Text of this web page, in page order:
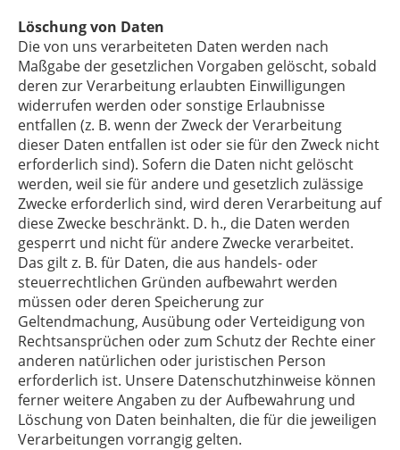
Löschung von Daten
Die von uns verarbeiteten Daten werden nach
Maßgabe der gesetzlichen Vorgaben gelöscht, sobald
deren zur Verarbeitung erlaubten Einwilligungen
widerrufen werden oder sonstige Erlaubnisse
entfallen (z. B. wenn der Zweck der Verarbeitung
dieser Daten entfallen ist oder sie für den Zweck nicht
erforderlich sind). Sofern die Daten nicht gelöscht
werden, weil sie für andere und gesetzlich zulässige
Zwecke erforderlich sind, wird deren Verarbeitung auf
diese Zwecke beschränkt. D. h., die Daten werden
gesperrt und nicht für andere Zwecke verarbeitet.
Das gilt z. B. für Daten, die aus handels- oder
steuerrechtlichen Gründen aufbewahrt werden
müssen oder deren Speicherung zur
Geltendmachung, Ausübung oder Verteidigung von
Rechtsansprüchen oder zum Schutz der Rechte einer
anderen natürlichen oder juristischen Person
erforderlich ist. Unsere Datenschutzhinweise können
ferner weitere Angaben zu der Aufbewahrung und
Löschung von Daten beinhalten, die für die jeweiligen
Verarbeitungen vorrangig gelten.